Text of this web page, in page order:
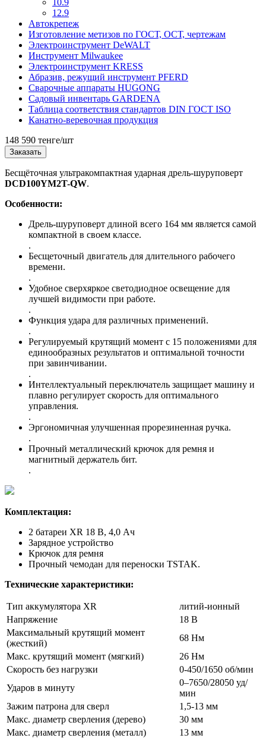
12.9
Автокрепеж
Изготовление метизов по ГОСТ, ОСТ, чертежам
Электроинструмент DeWALT
Инструмент Milwaukee
Электроинструмент KRESS
Абразив, режущий инструмент PFERD
Сварочные аппараты HUGONG
Садовый инвентарь GARDENA
Таблица соответствия стандартов DIN ГОСТ ISO
Канатно-веревочная продукция
148 590 тенге/шт
Заказать
Бесщёточная ультракомпактная ударная дрель-шуруповерт
DCD100YM2T-QW.
Особенности:
Дрель-шуруповерт длиной всего 164 мм является самой
компактной в своем классе.
.
Бесщеточный двигатель для длительного рабочего
времени.
.
Удобное сверхяркое светодиодное освещение для
лучшей видимости при работе.
.
Функция удара для различных применений.
.
Регулируемый крутящий момент с 15 положениями для
единообразных результатов и оптимальной точности
при завинчивании.
.
Интеллектуальный переключатель защищает машину и
плавно регулирует скорость для оптимального
управления.
.
Эргономичная улучшенная прорезиненная ручка.
.
Прочный металлический крючок для ремня и
магнитный держатель бит.
.
Комплектация:
2 батареи XR 18 В, 4,0 Ач
Зарядное устройство
Крючок для ремня
Прочный чемодан для переноски TSTAK.
Технические характеристики:
Тип аккумулятора XR
литий-ионный
Напряжение
18 В
Максимальный крутящий момент
(жесткий)
68 Нм
Макс. крутящий момент (мягкий)
26 Нм
Скорость без нагрузки
0-450/1650 об/мин
Ударов в минуту
0–7650/28050 уд/
мин
Зажим патрона для сверл
1,5-13 мм
Макс. диаметр сверления (дерево)
30 мм
Макс. диаметр сверления (металл)
13 мм